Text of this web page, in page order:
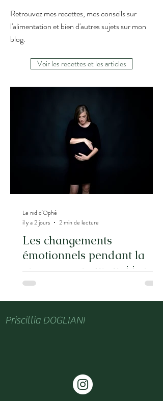
Retrouvez mes recettes, mes conseils sur
l'alimentation et bien d'autres sujets sur mon
blog.
Voir les recettes et les articles
Les changements
émotionnels pendant la
grossesse : pourquoi je me
sens si différente ?
Le nid d'Ophé
il y a 2 jours
2 min de lecture
Priscillia DOGLIANI